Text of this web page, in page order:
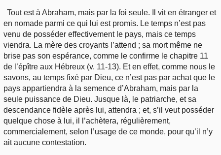
Prophétie
Sanctification
Vie pratique
Mariage, famille
Sujets de A à Z
Pour débuter
Rechercher dans la Bible
Études et commentaires par passage
Dictionnaires bibliques
Tout est à Abraham, mais par la foi seule. Il vit en étranger et
en nomade parmi ce qui lui est promis. Le temps n’est pas
venu de posséder effectivement le pays, mais ce temps
viendra. La mère des croyants l’attend ; sa mort même ne
brise pas son espérance, comme le confirme le chapitre 11
de l’épître aux Hébreux (v. 11-13). Et en effet, comme nous le
savons, au temps fixé par Dieu, ce n’est pas par achat que le
pays appartiendra à la semence d’Abraham, mais par la
seule puissance de Dieu. Jusque là, le patriarche, et sa
descendance fidèle après lui, attendra ; et, s’il veut posséder
quelque chose à lui, il l’achètera, régulièrement,
commercialement, selon l’usage de ce monde, pour qu’il n’y
ait aucune contestation.